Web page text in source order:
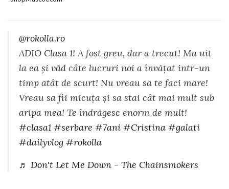
@rokolla.ro
ADIO Clasa 1! A fost greu, dar a trecut! Ma uit
la ea și văd câte lucruri noi a învățat intr-un
timp atât de scurt! Nu vreau sa te faci mare!
Vreau sa fii micuța și sa stai cât mai mult sub
aripa mea! Te îndrăgesc enorm de mult!
#clasa1 #serbare #7ani #Cristina #galati
#dailyvlog #rokolla
♬ Don't Let Me Down - The Chainsmokers